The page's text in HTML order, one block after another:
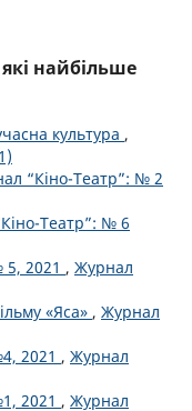
найбільше
культура ,
“Кіно-Театр”: № 2
Театр”: № 6
2021 , Журнал
«Яса» , Журнал
2021 , Журнал
2021 , Журнал